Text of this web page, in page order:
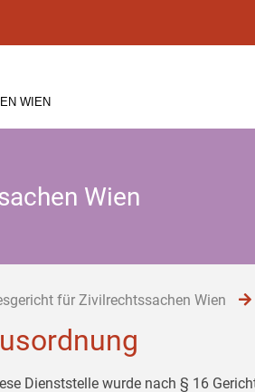
WIEN
Wien
für Zivilrechtssachen Wien
Dienststelle wurde nach § 16